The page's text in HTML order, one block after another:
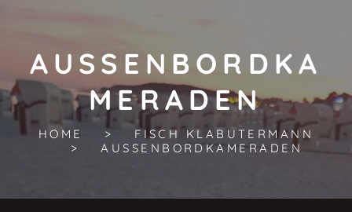
AUSSENBORDKAM
ERADEN
HOME
FISCH KLABUTERMANN
AUSSENBORDKAMERADEN